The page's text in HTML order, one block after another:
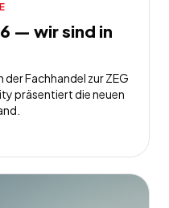
— wir sind in
Fachhandel zur ZEG
präsentiert die neuen